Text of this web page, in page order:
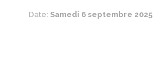
Date: Samedi 6 septembre 2025